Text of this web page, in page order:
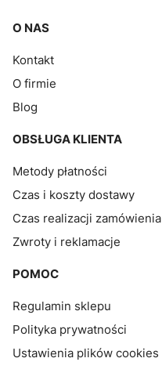
Linki w stopce
O NAS
Kontakt
O firmie
Blog
OBSŁUGA KLIENTA
Metody płatności
Czas i koszty dostawy
Czas realizacji zamówienia
Zwroty i reklamacje
POMOC
Regulamin sklepu
Polityka prywatności
Ustawienia plików cookies